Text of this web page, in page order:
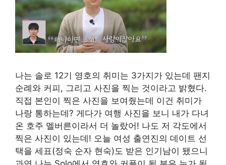
나는 솔로 12기 영호의 취미는 3가지가 있는데 팬지
순례와 커피, 그리고 사진을 찍는 것이라고 밝혔다.
직접 본인이 찍은 사진을 보여줬는데 이건 취미가
나랑 통하는데? 게다가 여행 사진을 보니 내가 다녀
온 호주 멜버른이라서 더 놀랐어! 나도 저 각도에서
찍은 사진이 있는데! 오늘 여성 출연진의 데이트 선
택을 세표(정숙 순자 현숙)도 받은 인기남이 됐으니